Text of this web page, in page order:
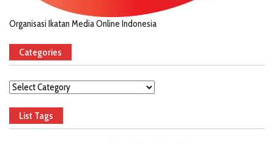
Organisasi Ikatan Media Online Indonesia
Categories
Categories
List Tags